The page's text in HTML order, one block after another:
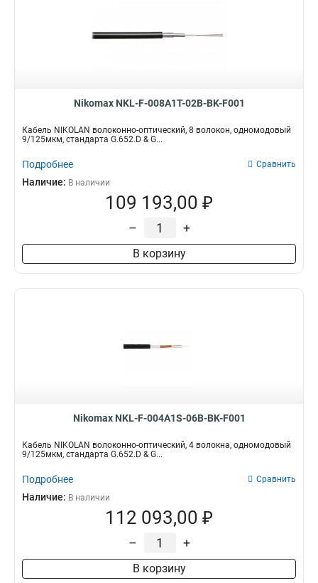
Nikomax NKL-F-008A1T-02B-BK-F001
Кабель NIKOLAN волоконно-оптический, 8 волокон, одномодовый
9/125мкм, стандарта G.652.D & G...
Подробнее Сравнить
Наличие: В наличии
109 193,00 ₽
– +
В корзину
Nikomax NKL-F-004A1S-06B-BK-F001
Кабель NIKOLAN волоконно-оптический, 4 волокна, одномодовый
9/125мкм, стандарта G.652.D & G...
Подробнее Сравнить
Наличие: В наличии
112 093,00 ₽
– +
В корзину